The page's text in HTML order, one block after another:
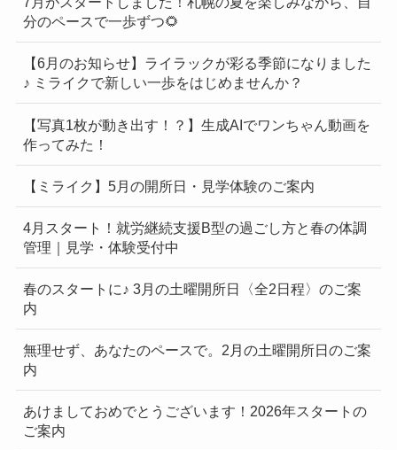
分のペースで一歩ずつ🌻
【6月のお知らせ】ライラックが彩る季節になりました
♪ ミライクで新しい一歩をはじめませんか？
【写真1枚が動き出す！？】生成AIでワンちゃん動画を
作ってみた！
【ミライク】5月の開所日・見学体験のご案内
4月スタート！就労継続支援B型の過ごし方と春の体調
管理｜見学・体験受付中
春のスタートに♪ 3月の土曜開所日〈全2日程〉のご案
内
無理せず、あなたのペースで。2月の土曜開所日のご案
内
あけましておめでとうございます！2026年スタートの
ご案内